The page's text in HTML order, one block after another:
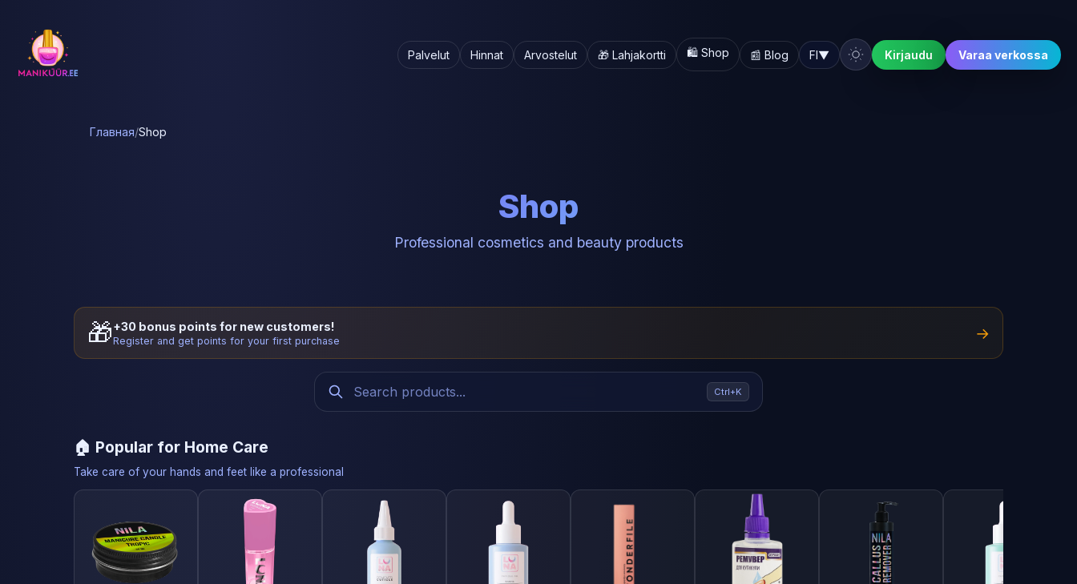
Palvelut Hinnat Arvostelut 🎁 Lahjakortti 🛍️ Shop 📰 Blog FI▼ Kirjaudu Varaa verkossa
Главная/Shop
Shop
Professional cosmetics and beauty products
🎁+30 bonus points for new customers!
Register and get points for your first purchase →
Ctrl+K
🏠 Popular for Home Care
Take care of your hands and feet like a professional